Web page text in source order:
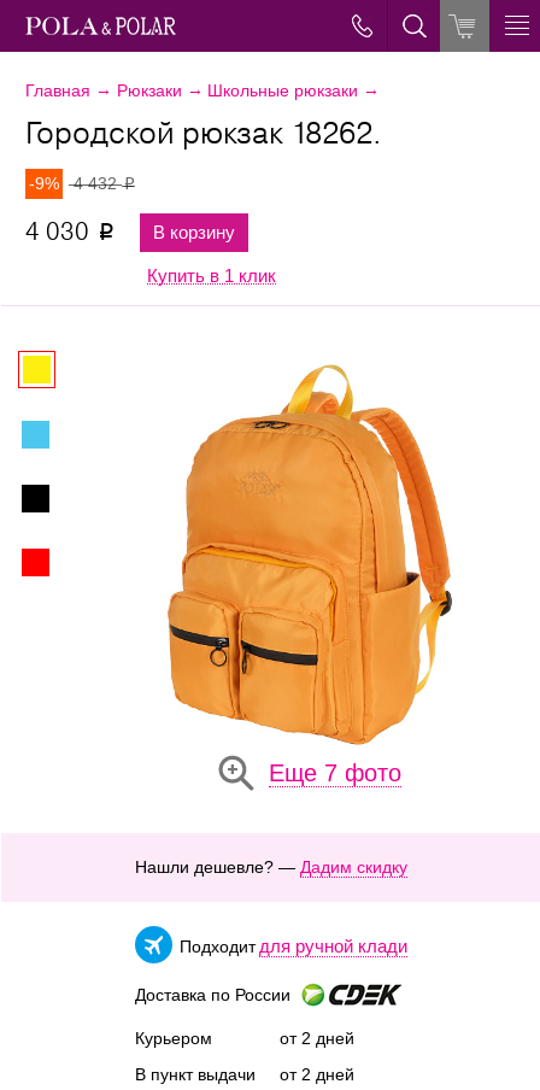
Главная → Рюкзаки → Школьные рюкзаки →
Еще 7 фото
Городской рюкзак 18262.
-9% 4 432p
4 030 p В корзину
Купить в 1 клик
Нашли дешевле? — Дадим скидку
Подходит для ручной клади
Доставка по России
Курьером
В пункт выдачи
от 2 дней
от 2 дней